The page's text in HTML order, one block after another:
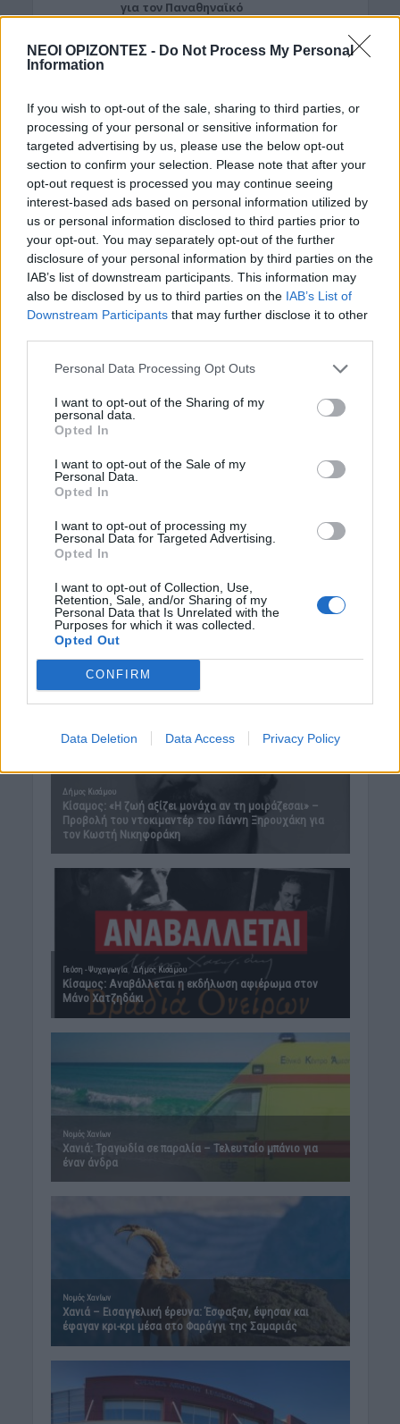
ΝΕΟΙ ΟΡΙΖΟΝΤΕΣ - Do Not Process My Personal
Information
If you wish to opt-out of the sale, sharing to third parties, or
processing of your personal or sensitive information for
targeted advertising by us, please use the below opt-out
section to confirm your selection. Please note that after your
opt-out request is processed you may continue seeing
interest-based ads based on personal information utilized by
us or personal information disclosed to third parties prior to
your opt-out. You may separately opt-out of the further
disclosure of your personal information by third parties on the
IAB’s list of downstream participants. This information may
also be disclosed by us to third parties on the IAB’s List of
Downstream Participants that may further disclose it to other
Personal Data Processing Opt Outs
I want to opt-out of the Sharing of my
personal data.
Opted In
I want to opt-out of the Sale of my
Personal Data.
Opted In
I want to opt-out of processing my
Personal Data for Targeted Advertising.
Opted In
I want to opt-out of Collection, Use,
Retention, Sale, and/or Sharing of my
Personal Data that Is Unrelated with the
Purposes for which it was collected.
Opted Out
CONFIRM
Data Deletion Data Access Privacy Policy
για τον Παναθηναϊκό
ξηρασία
5 Αυγούστου 2026 23:03
Δημοφιλή αυτή την εβδομάδα